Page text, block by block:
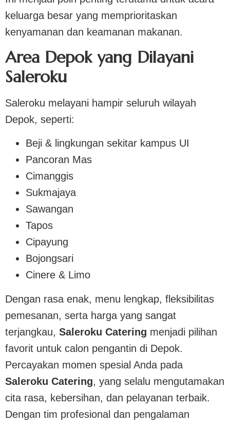
keluarga besar yang memprioritaskan
kenyamanan dan keamanan makanan.
Area Depok yang Dilayani
Saleroku
Saleroku melayani hampir seluruh wilayah
Depok, seperti:
Beji & lingkungan sekitar kampus UI
Pancoran Mas
Cimanggis
Sukmajaya
Sawangan
Tapos
Cipayung
Bojongsari
Cinere & Limo
Dengan rasa enak, menu lengkap, fleksibilitas
pemesanan, serta harga yang sangat
terjangkau, Saleroku Catering menjadi pilihan
favorit untuk calon pengantin di Depok.
Percayakan momen spesial Anda pada
Saleroku Catering, yang selalu mengutamakan
cita rasa, kebersihan, dan pelayanan terbaik.
Dengan tim profesional dan pengalaman